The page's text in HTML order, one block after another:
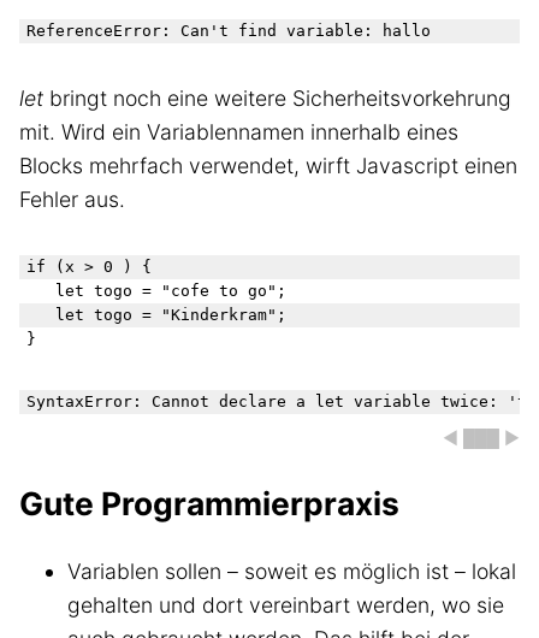
let bringt noch eine weitere Sicherheitsvorkehrung
mit. Wird ein Variablennamen innerhalb eines
Blocks mehrfach verwendet, wirft Javascript einen
Fehler aus.
if (x > 0 ) {
   let togo = "cofe to go";
   let togo = "Kinderkram";
◀ ███ ▶
Gute Programmierpraxis
Variablen sollen – soweit es möglich ist – lokal
gehalten und dort vereinbart werden, wo sie